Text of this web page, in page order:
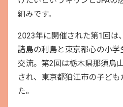
組みです。
2023年に開催された第1回は
諸島の利島と東京都心の小学
交流。第2回は栃木県那須烏
され、東京都狛江市の子ども
た。